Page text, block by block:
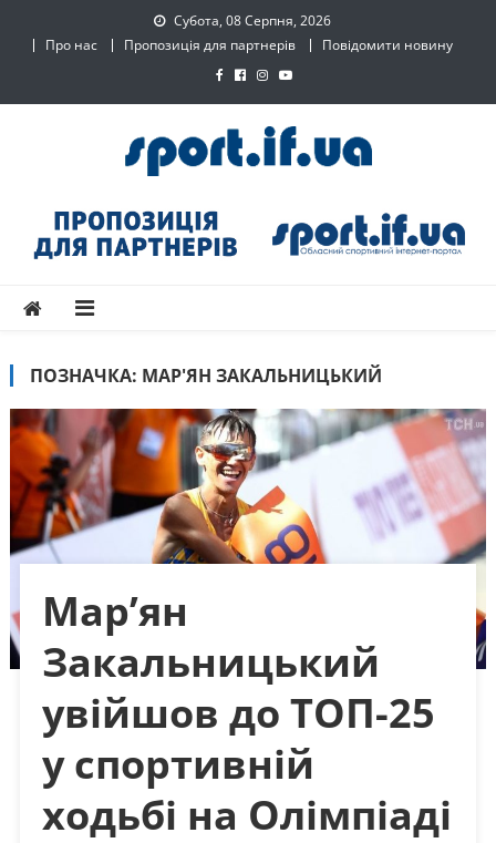
Субота, 08 Серпня, 2026
Про нас
Пропозиція для партнерів Повідомити новину
SPORT.IF.UA – Обласний
спортивний інтернет-
ПОЗНАЧКА: МАР'ЯН ЗАКАЛЬНИЦЬКИЙ
Мар’ян
Закальницький
увійшов до ТОП-25
у спортивній
ходьбі на Олімпіаді